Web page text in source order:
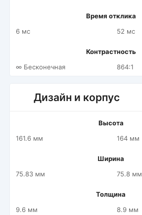
Время отклика
6 мс
52 мс
Контрастность
∞ Бесконечная
864:1
Дизайн и корпус
Высота
161.6 мм
164 мм
Ширина
75.83 мм
75.8 мм
Толщина
9.6 мм
8.9 мм